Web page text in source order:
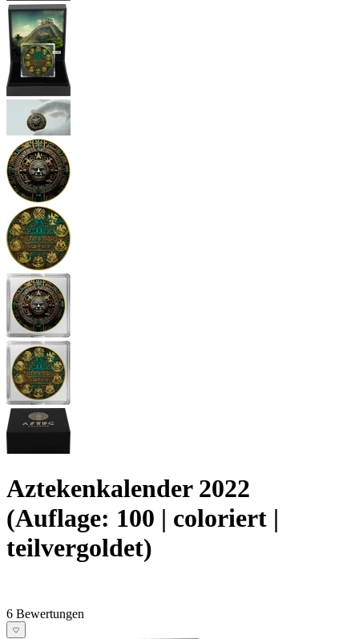
Aztekenkalender 2022
(Auflage: 100 | coloriert |
teilvergoldet)
6 Bewertungen